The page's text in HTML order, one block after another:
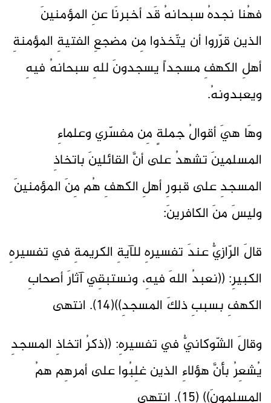
فهُنا نجدهُ سبحانهُ قَد أخبرنَا عنِ المؤمنينَ
الذين قرّروا أن يتّخذوا مِن مضجعِ الفتيةِ المؤمنةِ
أهلِ الكهفِ مسجداً يسجدونَ للهِ سبحانهُ فيهِ
ويعبدونهُ.
وهَا هيَ أقوالُ جملةٍ مِن مفسّري وعلماءِ
المسلمينَ تشهدُ على أنَّ القائلينَ باتخاذِ
المسجدِ على قبورِ أهلِ الكهفِ هُم مِنَ المؤمنينَ
وليسَ منَ الكافرينَ:
قالَ الرّازيُّ عندَ تفسيرهِ للآيةِ الكريمةِ في تفسيرهِ
الكبيرِ: ((نعبدُ اللهَ فيهِ، ونستبقِي آثارَ أصحابِ
الكهفِ بسببِ ذلكَ المسجدِ))(14). انتهى
وقالَ الشّوكانيُّ في تفسيرهِ: ((ذكرُ اتخاذِ المسجدِ
يُشعِرُ بأنَّ هؤلاءِ الذين غلِبُوا على أمرهِم همُ
المسلمونَ)) (15). انتهى